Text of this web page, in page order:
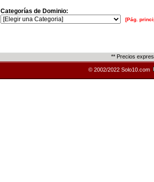
Categorías de Dominio:
[Pág.
** Precios
© 2002/2022 Solo10.com